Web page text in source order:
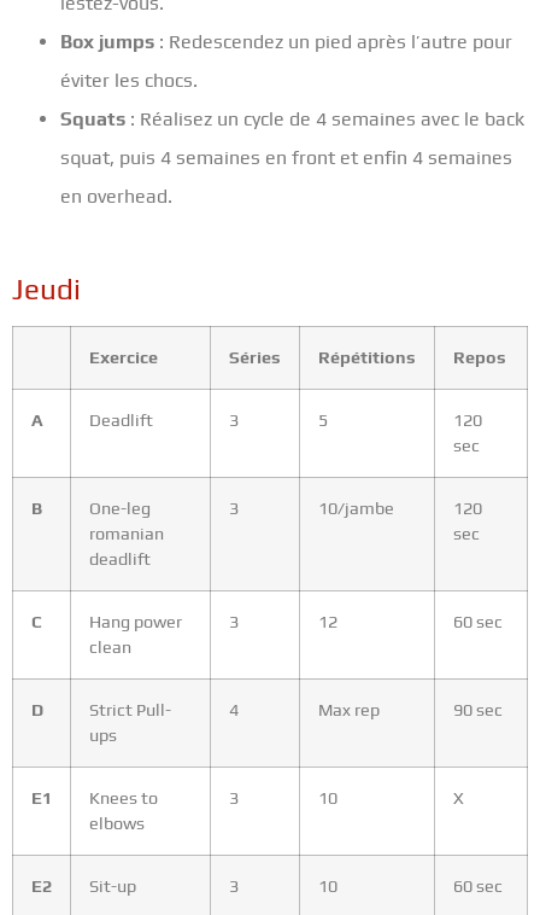
Box jumps : Redescendez un pied après l’autre pour
éviter les chocs.
Squats : Réalisez un cycle de 4 semaines avec le back
squat, puis 4 semaines en front et enfin 4 semaines
en overhead.
Jeudi
Exercice Séries Répétitions Repos
A Deadlift 3 5
120
sec
B
One-leg
romanian
deadlift
3 10/jambe
120
sec
C
Hang power
clean
3 12 60 sec
D
Strict Pull-
ups
4 Max rep 90 sec
E1
Knees to
elbows
3 10 X
E2 Sit-up 3 10 60 sec